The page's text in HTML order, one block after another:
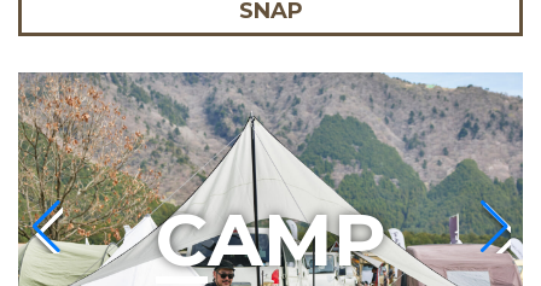
SNAP
CAMP